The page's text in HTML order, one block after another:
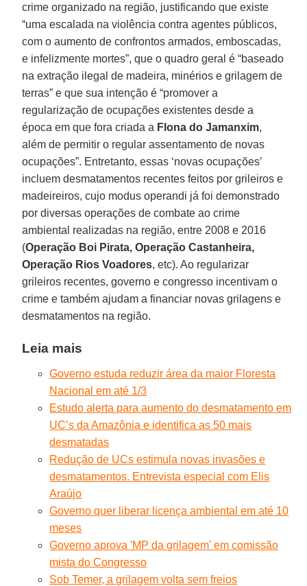
crime organizado na região, justificando que existe
“uma escalada na violência contra agentes públicos,
com o aumento de confrontos armados, emboscadas,
e infelizmente mortes”, que o quadro geral é “baseado
na extração ilegal de madeira, minérios e grilagem de
terras” e que sua intenção é “promover a
regularização de ocupações existentes desde a
época em que fora criada a Flona do Jamanxim,
além de permitir o regular assentamento de novas
ocupações”. Entretanto, essas ‘novas ocupações’
incluem desmatamentos recentes feitos por grileiros e
madeireiros, cujo modus operandi já foi demonstrado
por diversas operações de combate ao crime
ambiental realizadas na região, entre 2008 e 2016
(Operação Boi Pirata, Operação Castanheira,
Operação Rios Voadores, etc). Ao regularizar
grileiros recentes, governo e congresso incentivam o
crime e também ajudam a financiar novas grilagens e
desmatamentos na região.
Leia mais
Governo estuda reduzir área da maior Floresta
Nacional em até 1/3
Estudo alerta para aumento do desmatamento em
UC’s da Amazônia e identifica as 50 mais
desmatadas
Redução de UCs estimula novas invasões e
desmatamentos. Entrevista especial com Elis
Araújo
Governo quer liberar licença ambiental em até 10
meses
Governo aprova 'MP da grilagem' em comissão
mista do Congresso
Sob Temer, a grilagem volta sem freios